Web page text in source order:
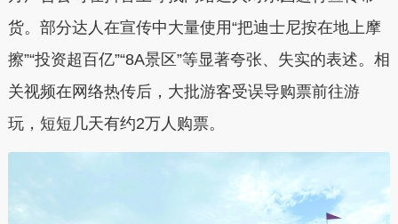
货。部分达人在宣传中大量使用“把迪士尼按在地上摩
擦”“投资超百亿”“8A景区”等显著夸张、失实的表述。相
关视频在网络热传后，大批游客受误导购票前往游
玩，短短几天有约2万人购票。